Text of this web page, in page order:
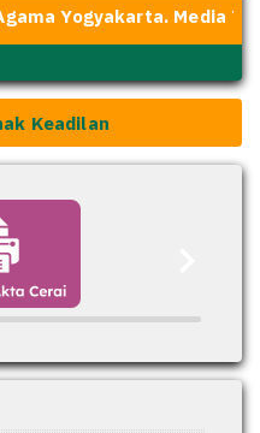
Yogyakarta. Media
Keadilan